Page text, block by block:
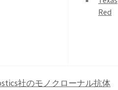
Red
社のモノクローナル抗体